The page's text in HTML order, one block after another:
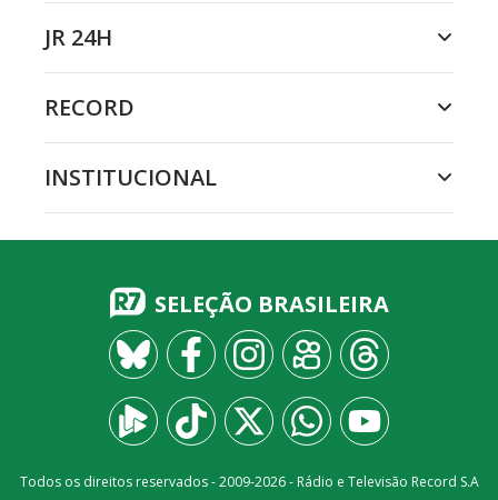
JR 24H
RECORD
INSTITUCIONAL
SELEÇÃO BRASILEIRA
Todos os direitos reservados - 2009-2026- Rádio e Televisão Record S.A